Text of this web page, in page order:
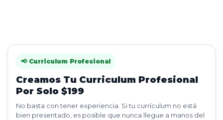
📢 Curriculum Profesional
Creamos Tu Curriculum Profesional
Por Solo $199
No basta con tener experiencia. Si tu currículum no está
bien presentado, es posible que nunca llegue a manos del